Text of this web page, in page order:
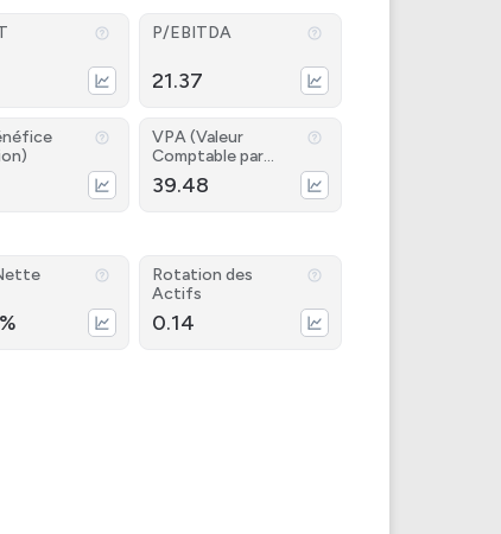
P/EBITDA
21.37
VPA (Valeur
Comptable par
Action)
39.48
Rotation des
Actifs
0.14